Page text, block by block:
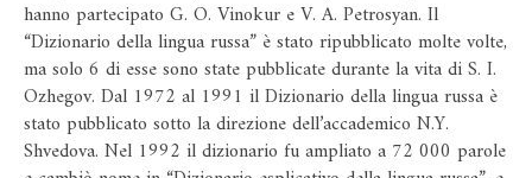
hanno partecipato G. O. Vinokur e V. A. Petrosyan. Il
“Dizionario della lingua russa” è stato ripubblicato molte volte,
ma solo 6 di esse sono state pubblicate durante la vita di S. I.
Ozhegov. Dal 1972 al 1991 il Dizionario della lingua russa è
stato pubblicato sotto la direzione dell’accademico N.Y.
Shvedova. Nel 1992 il dizionario fu ampliato a 72 000 parole